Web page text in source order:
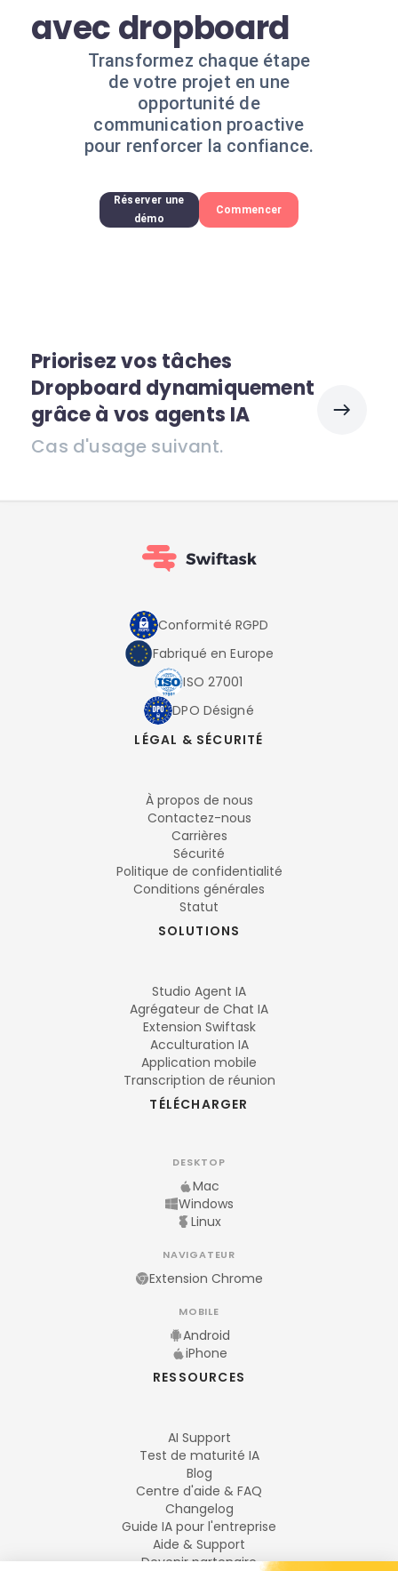
avec dropboard
Transformez chaque étape
de votre projet en une
opportunité de
communication proactive
pour renforcer la confiance.
Réserver une
démo
Commencer
Priorisez vos tâches
Dropboard dynamiquement
grâce à vos agents IA
Cas d'usage suivant.
Conformité RGPD
Fabriqué en Europe
ISO 27001
DPO Désigné
LÉGAL & SÉCURITÉ
À propos de nous
Contactez-nous
Carrières
Sécurité
Politique de confidentialité
Conditions générales
Statut
SOLUTIONS
Studio Agent IA
Agrégateur de Chat IA
Extension Swiftask
Acculturation IA
Application mobile
Transcription de réunion
TÉLÉCHARGER
DESKTOP
Mac
Windows
Linux
NAVIGATEUR
Extension Chrome
MOBILE
Android
iPhone
RESSOURCES
AI Support
Test de maturité IA
Blog
Centre d'aide & FAQ
Changelog
Guide IA pour l'entreprise
Aide & Support
Devenir partenaire